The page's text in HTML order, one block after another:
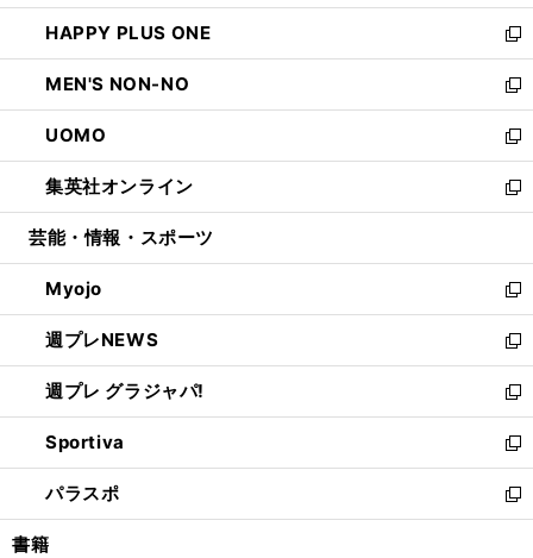
開
く
ウ
で
開
く
ン
ド
ウ
で
開
く
ウ
ィ
ン
ド
ウ
で
開
く
し
い
ウ
ィ
ン
ド
ウ
で
開
HAPPY PLUS ONE
新
し
い
ウ
ィ
ン
ド
ウ
開
く
MEN'S NON-NO
新
し
い
ウ
ィ
ン
ウ
で
開
く
UOMO
新
し
い
ウ
ン
ド
ウ
で
開
く
集英社オンライン
新
し
ウ
ィ
ン
ド
ウ
で
開
く
芸能・情報・スポーツ
Myojo
新
し
い
ウ
ィ
ン
ド
ウ
で
開
週プレNEWS
新
し
い
ウ
ィ
ン
ド
ウ
週プレ グラジャパ!
新
し
い
ウ
ィ
ン
Sportiva
新
し
い
ウ
パラスポ
新
し
書籍